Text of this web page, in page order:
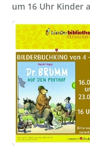
um 16 Uhr Kinder